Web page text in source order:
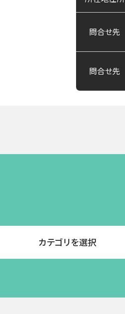
問合せ先
問合せ先
カテゴリを選択